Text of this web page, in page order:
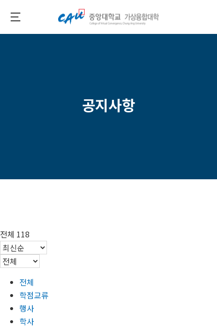
main
중
공지사항
전체 118
전체
학점교류
행사
학사